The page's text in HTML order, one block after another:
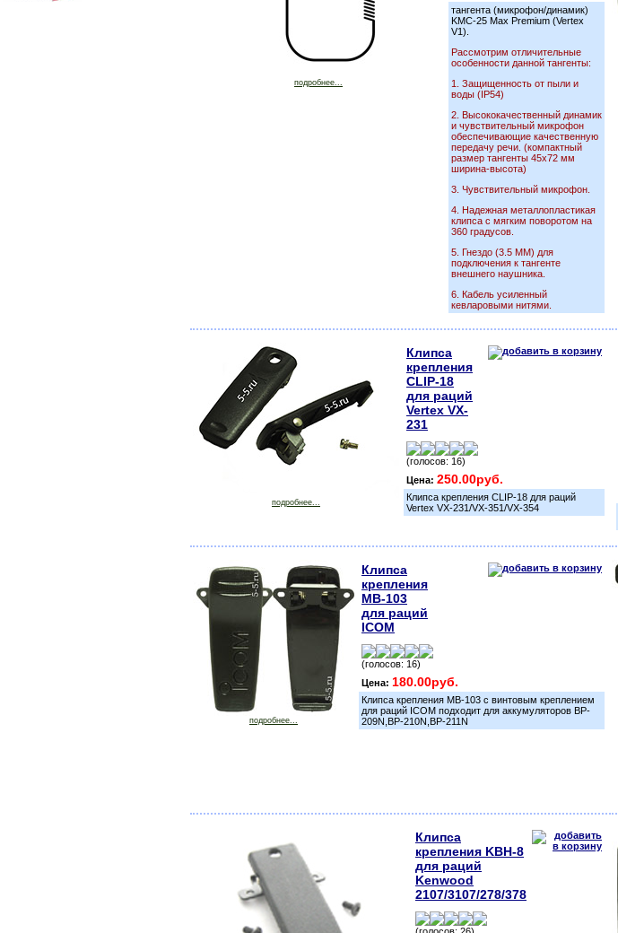
подробнее...
тангента (микрофон/динамик)
KMC-25 Max Premium (Vertex
V1).
Рассмотрим отличительные
особенности данной тангенты:
1. Защищенность от пыли и
воды (IP54)
2. Высококачественный динамик
и чувствительный микрофон
обеспечивающие качественную
передачу речи. (компактный
размер тангенты 45х72 мм
ширина-высота)
3. Чувствительный микрофон.
4. Надежная металлопластикая
клипса с мягким поворотом на
360 градусов.
5. Гнездо (3.5 ММ) для
подключения к тангенте
внешнего наушника.
6. Кабель усиленный
кевларовыми нитями.
подробнее...
Клипса
крепления
СLIP-18
для раций
Vertex VX-
231
(голосов: 16)
Цена: 250.00руб.
Клипса крепления СLIP-18 для раций
Vertex VX-231/VX-351/VX-354
подробнее...
Клипса
крепления
MB-103
для раций
ICOM
(голосов: 16)
Цена: 180.00руб.
Клипса крепления MB-103 с винтовым креплением
для раций ICOM подходит для аккумуляторов BP-
209N,BP-210N,BP-211N
Клипса
крепления KBH-8
для раций
Kenwood
2107/3107/278/378